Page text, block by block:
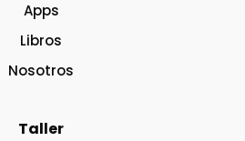
Apps
Libros
Nosotros
Taller